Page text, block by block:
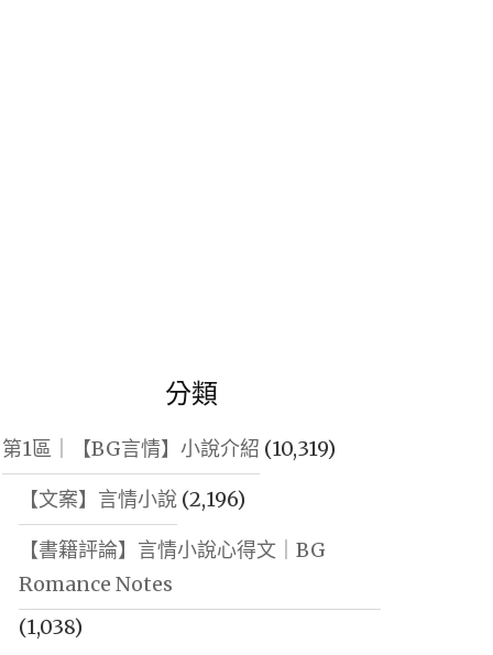
分類
第1區｜【BG言情】小說介紹 (10,319)
【文案】言情小說(2,196)
【書籍評論】言情小說心得文｜BG
Romance Notes
(1,038)